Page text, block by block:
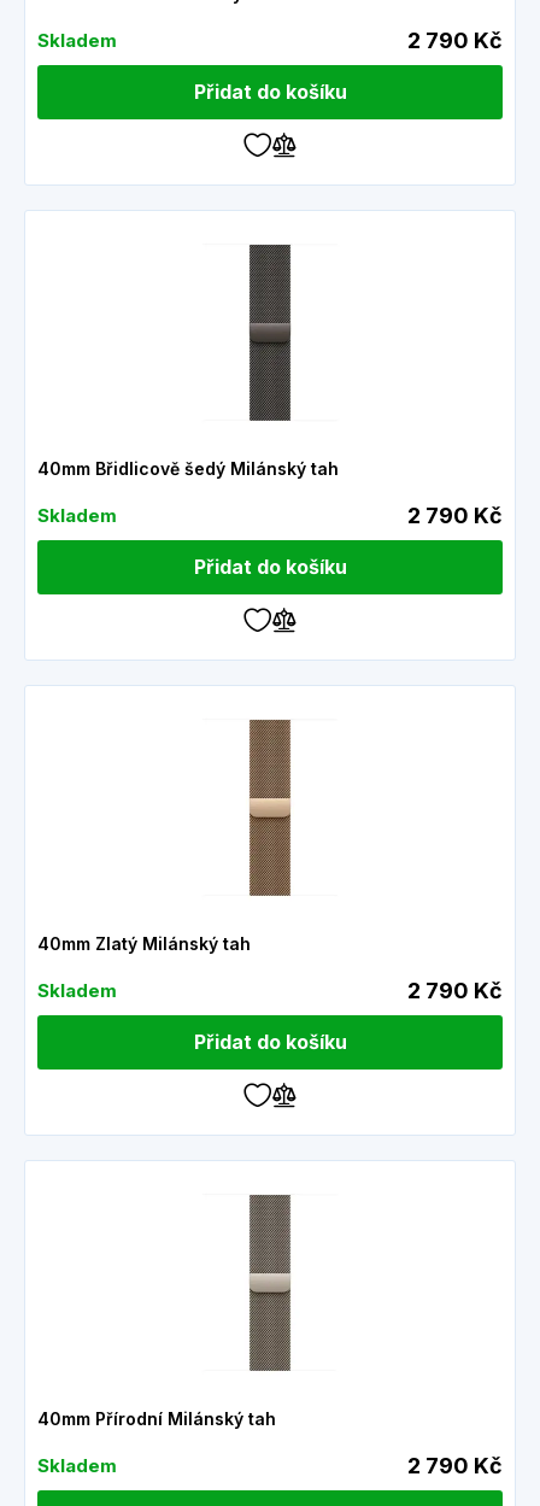
Skladem 2 790 Kč
Přidat do košíku
40mm Břidlicově šedý Milánský tah
Skladem 2 790 Kč
Přidat do košíku
40mm Zlatý Milánský tah
Skladem 2 790 Kč
Přidat do košíku
40mm Přírodní Milánský tah
Skladem 2 790 Kč